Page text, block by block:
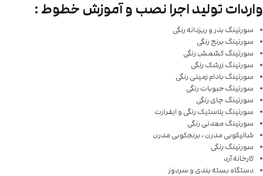
واردات تولید اجرا نصب و آموزش خطوط :
سورتینگ بذر و ریزدانه رنگی
سورتینگ برنج رنگی
سورتینگ کشمش رنگی
سورتینگ زرشک رنگی
سورتینگ بادام زمینی رنگی
سورتینگ حبوبات رنگی
سورتینگ چای رنگی
سورتینگ پلاستیک رنگی و ایفرارت
سورتینگ معدنی رنگی
شالیکوبی مدرن ، برنجکوبی مدرن
سورتینگ رنگی
کارخانه آرد
دستگاه بسته بندی و سردوز